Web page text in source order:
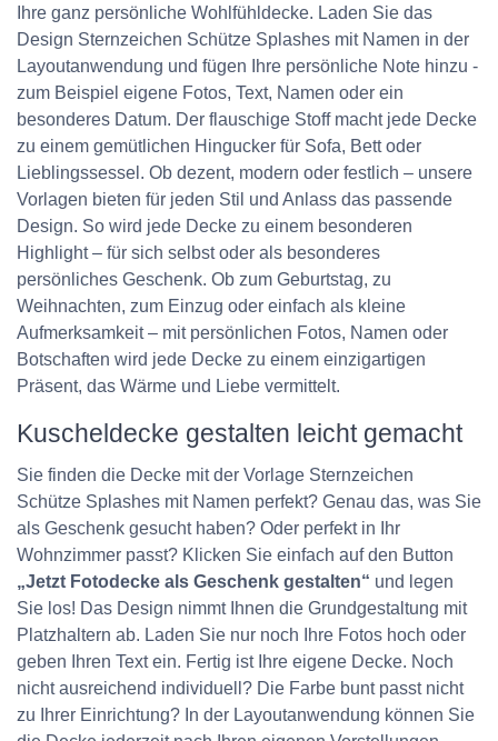
Ihre ganz persönliche Wohlfühldecke. Laden Sie das
Design Sternzeichen Schütze Splashes mit Namen in der
Layoutanwendung und fügen Ihre persönliche Note hinzu -
zum Beispiel eigene Fotos, Text, Namen oder ein
besonderes Datum. Der flauschige Stoff macht jede Decke
zu einem gemütlichen Hingucker für Sofa, Bett oder
Lieblingssessel. Ob dezent, modern oder festlich – unsere
Vorlagen bieten für jeden Stil und Anlass das passende
Design. So wird jede Decke zu einem besonderen
Highlight – für sich selbst oder als besonderes
persönliches Geschenk. Ob zum Geburtstag, zu
Weihnachten, zum Einzug oder einfach als kleine
Aufmerksamkeit – mit persönlichen Fotos, Namen oder
Botschaften wird jede Decke zu einem einzigartigen
Präsent, das Wärme und Liebe vermittelt.
Kuscheldecke gestalten leicht gemacht
Sie finden die Decke mit der Vorlage Sternzeichen
Schütze Splashes mit Namen perfekt? Genau das, was Sie
als Geschenk gesucht haben? Oder perfekt in Ihr
Wohnzimmer passt? Klicken Sie einfach auf den Button
„Jetzt Fotodecke als Geschenk gestalten“ und legen
Sie los! Das Design nimmt Ihnen die Grundgestaltung mit
Platzhaltern ab. Laden Sie nur noch Ihre Fotos hoch oder
geben Ihren Text ein. Fertig ist Ihre eigene Decke. Noch
nicht ausreichend individuell? Die Farbe bunt passt nicht
zu Ihrer Einrichtung? In der Layoutanwendung können Sie